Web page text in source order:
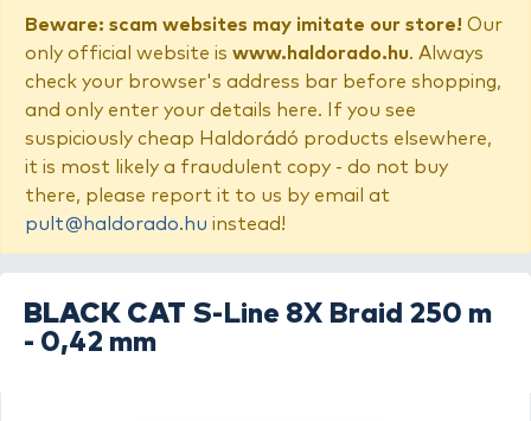
Beware: scam websites may imitate our store! Our
only official website is www.haldorado.hu. Always
check your browser's address bar before shopping,
and only enter your details here. If you see
suspiciously cheap Haldorádó products elsewhere,
it is most likely a fraudulent copy - do not buy
there, please report it to us by email at
pult@haldorado.hu instead!
BLACK CAT S-Line 8X Braid 250 m
- 0,42 mm